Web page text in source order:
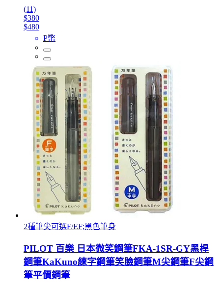
(11)
$380
$480
P幣
2種筆尖可選F/EF;黑色筆身
PILOT 百樂 日本微笑鋼筆FKA-1SR-GY黑桿
鋼筆KaKuno練字鋼筆笑臉鋼筆M尖鋼筆F尖鋼
筆平價鋼筆